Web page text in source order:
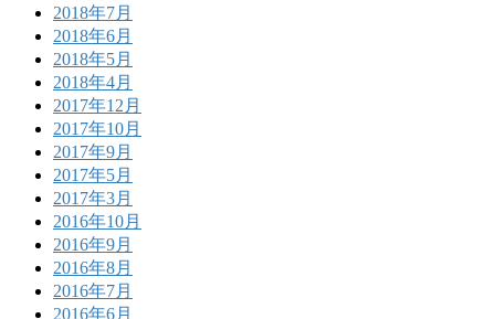
2018年7月
2018年6月
2018年5月
2018年4月
2017年12月
2017年10月
2017年9月
2017年5月
2017年3月
2016年10月
2016年9月
2016年8月
2016年7月
2016年6月